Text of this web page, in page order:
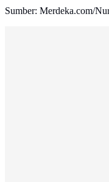
Sumber: Merdeka.com/